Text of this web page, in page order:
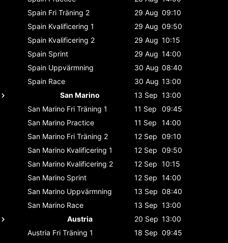
Spain Fri Träning 2 29 Aug 09:10
Spain Kvalificering 1 29 Aug 09:50
Spain Kvalificering 2 29 Aug 10:15
Spain Sprint 29 Aug 14:00
Spain Uppvärmning 30 Aug 08:40
Spain Race 30 Aug 13:00
San Marino
13 Sep 13:00
San Marino Fri Träning 1 11 Sep
09:45
San Marino Practice 11 Sep
14:00
San Marino Fri Träning 2 12 Sep 09:10
San Marino Kvalificering 1 12 Sep 09:50
San Marino Kvalificering 2 12 Sep 10:15
San Marino Sprint 12 Sep 14:00
San Marino Uppvärmning 13 Sep 08:40
San Marino Race 13 Sep 13:00
Austria
20 Sep 13:00
Austria Fri Träning 1 18 Sep 09:45